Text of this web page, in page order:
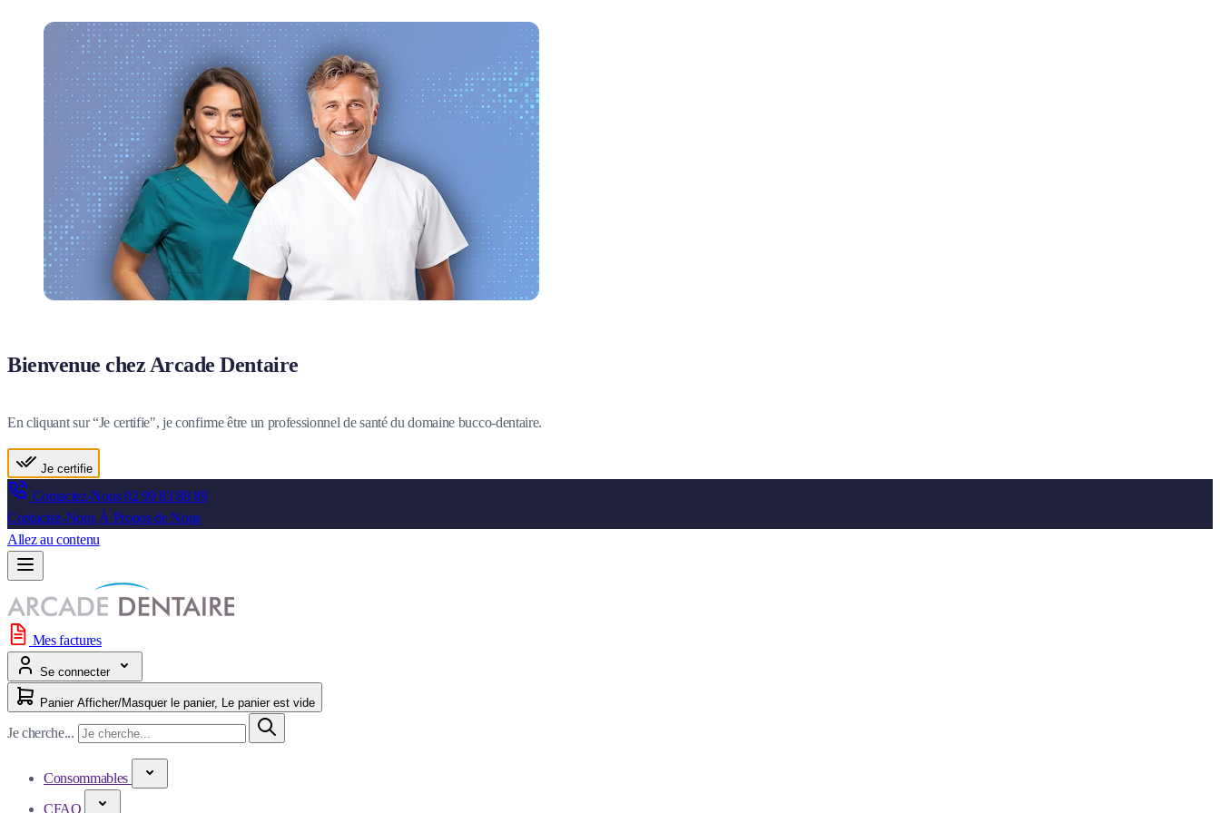
Bienvenue chez Arcade Dentaire
En cliquant sur “Je certifie", je confirme être un professionnel de santé du domaine bucco-dentaire.
Je certifie
Contactez-Nous02 99 83 88 89
Contactez-Nous À Propos de Nous
Allez au contenu
Mes factures
Se connecter
Panier Afficher/Masquer le panier, Le panier est vide
Je cherche...
Consommables
CFAO